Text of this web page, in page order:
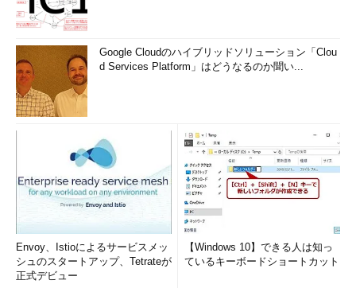
Google Cloudのハイブリッドソリューション「Clou
d Services Platform」はどうなるのか聞い...
Envoy、Istioによるサービスメッ
シュのスタートアップ、Tetrateが
正式デビュー
【Windows 10】できる人は知っ
ているキーボードショートカット